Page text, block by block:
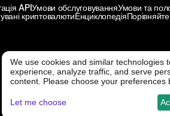
APIУмови обслуговуванняУмови та
криптовалютиЕнциклопедія
@
We use cookies and similar technologies
experience, analyze traffic, and serve
content. Please choose your preferences
Let me choose